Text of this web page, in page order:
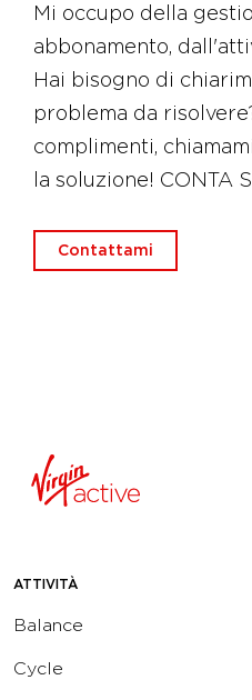
Mi occupo della
abbonamento,
Hai bisogno di
problema da
complimenti,
la soluzione! CONTA
Contattami
ATTIVITÀ
Balance
Cycle